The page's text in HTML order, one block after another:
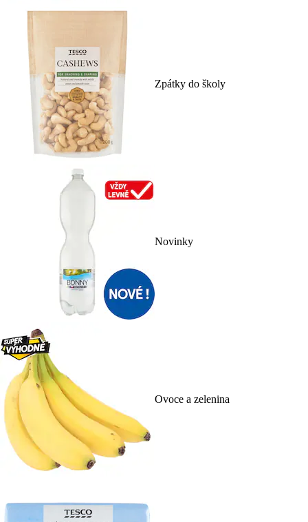
Zpátky do školy
Novinky
Ovoce a zelenina